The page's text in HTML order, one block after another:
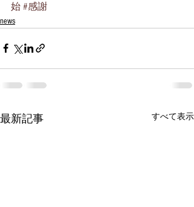
始 #感謝
news
最新記事 すべて表示